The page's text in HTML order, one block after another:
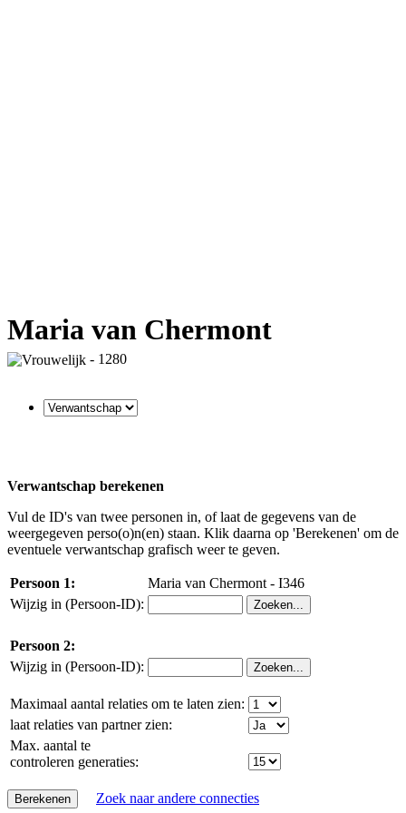
Maria van Chermont
- 1280
Verwantschap berekenen
Vul de ID's van twee personen in, of laat de gegevens van de
weergegeven perso(o)n(en) staan. Klik daarna op 'Berekenen' om de
eventuele verwantschap grafisch weer te geven.
Persoon 1:
Maria van Chermont - I346
Wijzig in (Persoon-ID):
Persoon 2:
Wijzig in (Persoon-ID):
Maximaal aantal relaties om te laten zien:
laat relaties van partner zien:
Max. aantal te
controleren generaties:
Zoek naar andere connecties